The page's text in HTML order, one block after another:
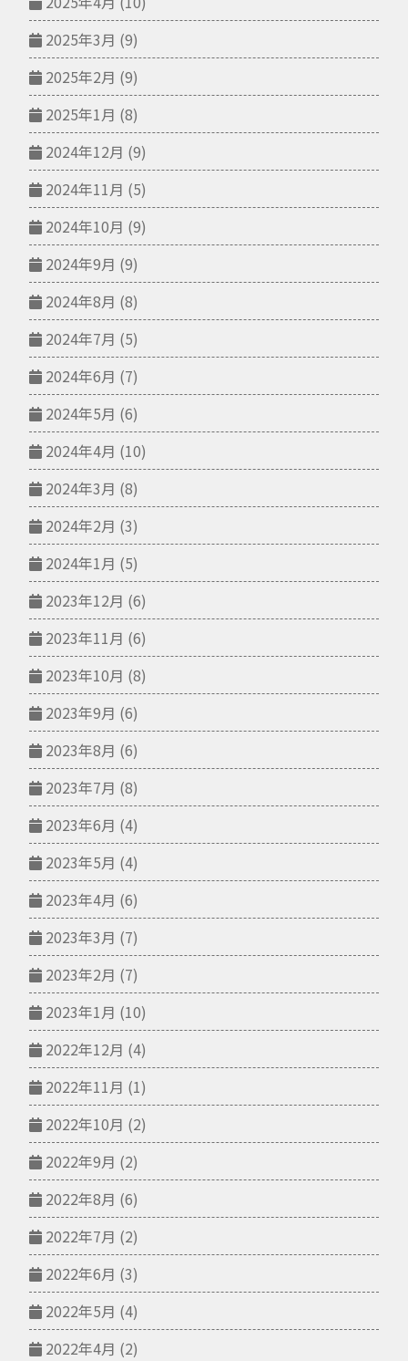
2025年3月 (9)
2025年2月 (9)
2025年1月 (8)
2024年12月 (9)
2024年11月 (5)
2024年10月 (9)
2024年9月 (9)
2024年8月 (8)
2024年7月 (5)
2024年6月 (7)
2024年5月 (6)
2024年4月 (10)
2024年3月 (8)
2024年2月 (3)
2024年1月 (5)
2023年12月 (6)
2023年11月 (6)
2023年10月 (8)
2023年9月 (6)
2023年8月 (6)
2023年7月 (8)
2023年6月 (4)
2023年5月 (4)
2023年4月 (6)
2023年3月 (7)
2023年2月 (7)
2023年1月 (10)
2022年12月 (4)
2022年11月 (1)
2022年10月 (2)
2022年9月 (2)
2022年8月 (6)
2022年7月 (2)
2022年6月 (3)
2022年5月 (4)
2022年4月 (2)